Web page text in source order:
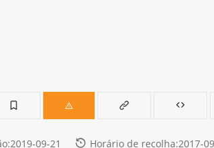
09-21 Horário de recolha:2017-